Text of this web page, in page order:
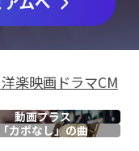
洋楽映画ドラマCM
動画プラス
「カポなし」の曲